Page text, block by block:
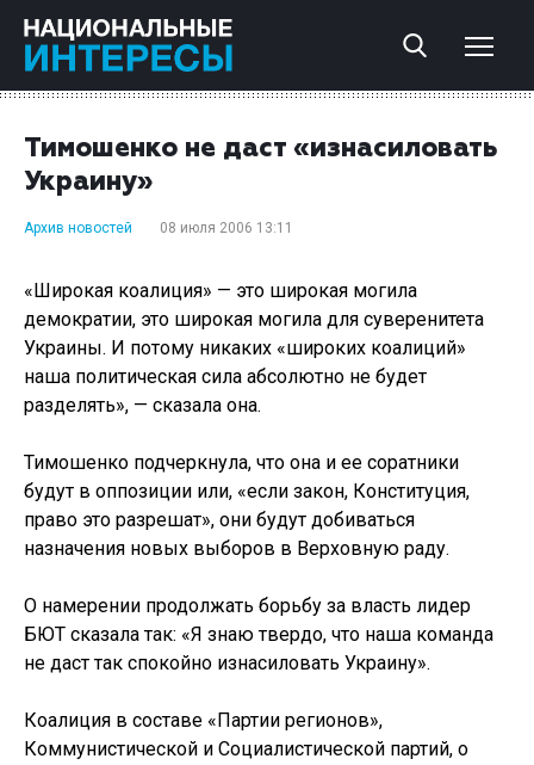
Тимошенко не даст «изнасиловать
Украину»
Архив новостей 08 июля 2006 13:11
«Широкая коалиция» — это широкая могила
демократии, это широкая могила для суверенитета
Украины. И потому никаких «широких коалиций»
наша политическая сила абсолютно не будет
разделять», — сказала она.
Тимошенко подчеркнула, что она и ее соратники
будут в оппозиции или, «если закон, Конституция,
право это разрешат», они будут добиваться
назначения новых выборов в Верховную раду.
О намерении продолжать борьбу за власть лидер
БЮТ сказала так: «Я знаю твердо, что наша команда
не даст так спокойно изнасиловать Украину».
Коалиция в составе «Партии регионов»,
Коммунистической и Социалистической партий, о